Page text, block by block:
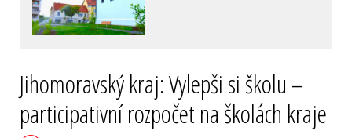
Jihomoravský kraj: Vylepši si školu –
participativní rozpočet na školách kraje